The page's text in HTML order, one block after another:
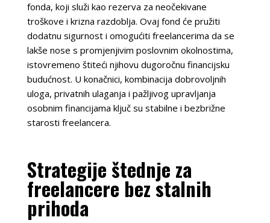
fonda, koji služi kao rezerva za neočekivane
troškove i krizna razdoblja. Ovaj fond će pružiti
dodatnu sigurnost i omogućiti freelancerima da se
lakše nose s promjenjivim poslovnim okolnostima,
istovremeno štiteći njihovu dugoročnu financijsku
budućnost. U konačnici, kombinacija dobrovoljnih
uloga, privatnih ulaganja i pažljivog upravljanja
osobnim financijama ključ su stabilne i bezbrižne
starosti freelancera.
Strategije štednje za
freelancere bez stalnih
prihoda